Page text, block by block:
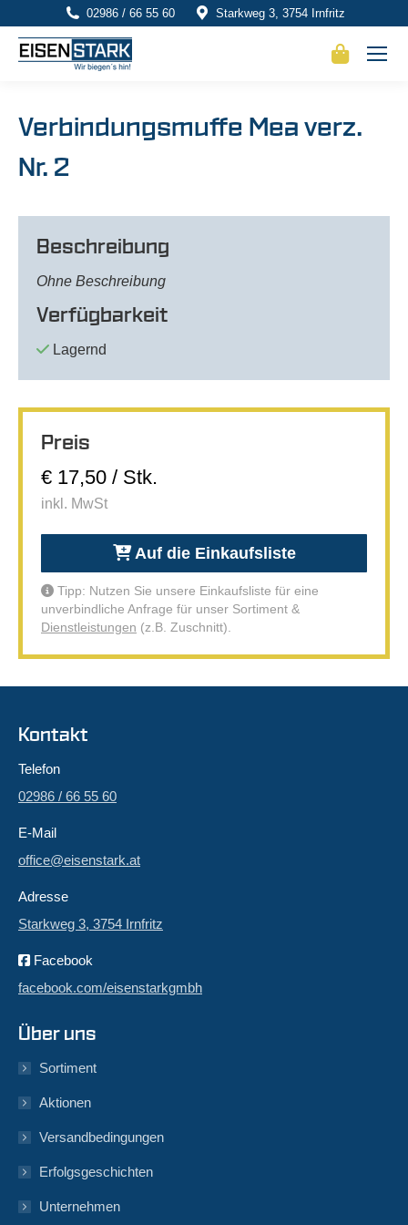
02986 / 66 55 60 Starkweg 3, 3754 Irnfritz
Verbindungsmuffe Mea verz.
Nr. 2
Beschreibung
Ohne Beschreibung
Verfügbarkeit
Lagernd
Preis
€ 17,50 / Stk.
inkl. MwSt
Auf die Einkaufsliste
Tipp: Nutzen Sie unsere Einkaufsliste für eine
unverbindliche Anfrage für unser Sortiment &
Dienstleistungen (z.B. Zuschnitt).
Kontakt
Telefon
02986 / 66 55 60
E-Mail
office@eisenstark.at
Adresse
Starkweg 3, 3754 Irnfritz
Facebook
facebook.com/eisenstarkgmbh
Über uns
Sortiment
Aktionen
Versandbedingungen
Erfolgsgeschichten
Unternehmen